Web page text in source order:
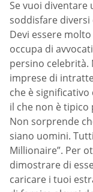
Se vuoi
soddisfare
Devi essere
occupa di
persino celebrità.
imprese di
che è
il che non è
Non sorprende
siano uomini.
Millionaire”. Per
dimostrare di
caricare i tuoi